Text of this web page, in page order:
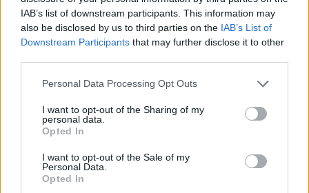
IAB’s list of downstream participants. This information may
also be disclosed by us to third parties on the IAB’s List of
Downstream Participants that may further disclose it to other
Personal Data Processing Opt Outs
I want to opt-out of the Sharing of my
personal data.
Opted In
I want to opt-out of the Sale of my
Personal Data.
Opted In
Publicidad